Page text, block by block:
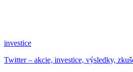
investice
Twitter – akcie, investice, výsledky,